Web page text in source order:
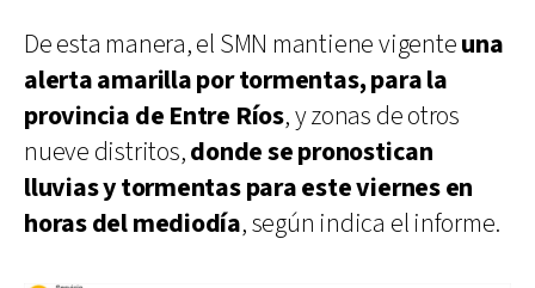
De esta manera, el SMN mantiene vigenteuna
alerta amarilla por tormentas, para la
provincia de Entre Ríos, y zonas de otros
nueve distritos,donde se pronostican
lluvias y tormentas para este viernes en
horas del mediodía, según indica el informe.